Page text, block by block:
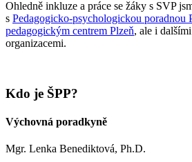
Ohledně inkluze a práce se žáky s SVP
s Pedagogicko-psychologickou poradnou
pedagogickým centrem Plzeň, ale i
organizacemi.
Kdo je ŠPP?
Výchovná poradkyně
Mgr. Lenka Benediktová, Ph.D.